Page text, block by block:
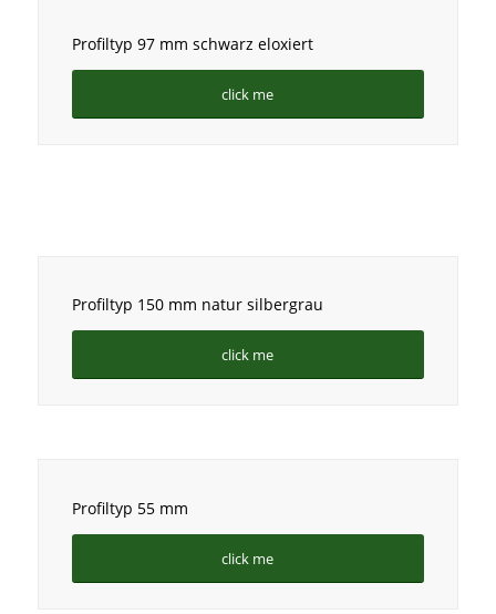
Profiltyp 97 mm schwarz eloxiert
click me
Profiltyp 150 mm natur silbergrau
click me
Profiltyp 55 mm
click me